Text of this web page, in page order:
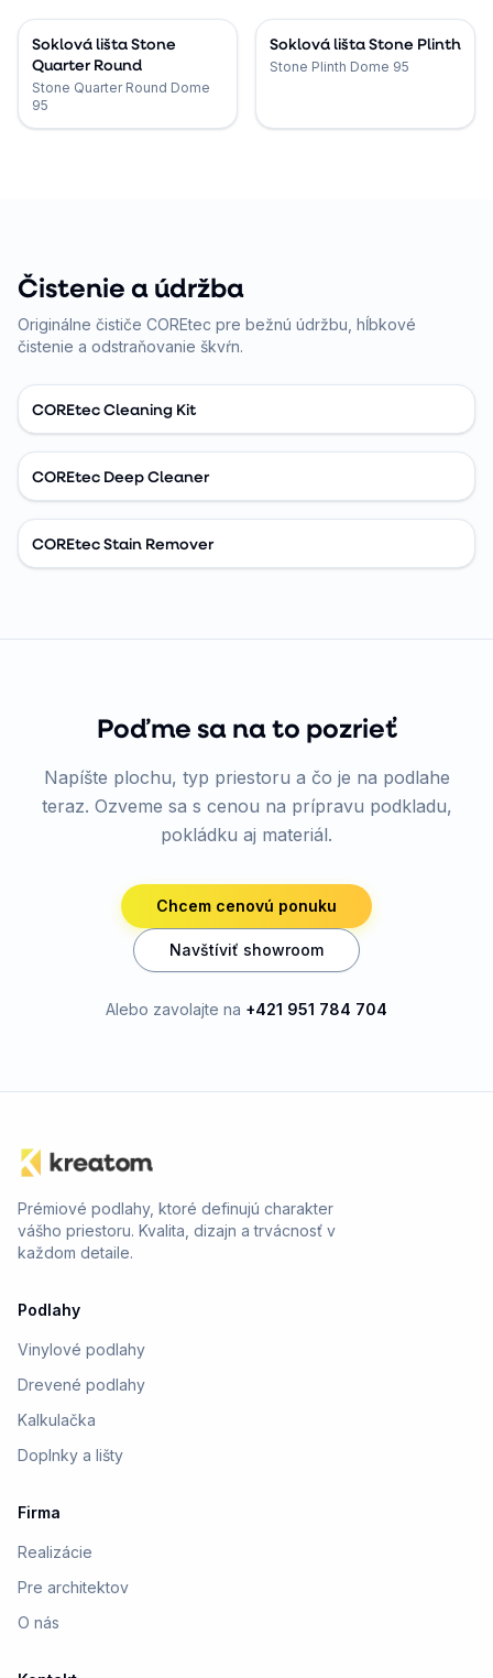
Soklová lišta Stone
Quarter Round
Stone Quarter Round Dome
95
Soklová lišta Stone Plinth
Stone Plinth Dome 95
Čistenie a údržba
Originálne čističe COREtec pre bežnú údržbu, hĺbkové
čistenie a odstraňovanie škvŕn.
COREtec Cleaning Kit
COREtec Deep Cleaner
COREtec Stain Remover
Poďme sa na to pozrieť
Napíšte plochu, typ priestoru a čo je na podlahe
teraz. Ozveme sa s cenou na prípravu podkladu,
pokládku aj materiál.
Chcem cenovú ponuku
Navštíviť showroom
Alebo zavolajte na +421 951 784 704
Prémiové podlahy, ktoré definujú charakter
vášho priestoru. Kvalita, dizajn a trvácnosť v
každom detaile.
Podlahy
Vinylové podlahy
Drevené podlahy
Kalkulačka
Doplnky a lišty
Firma
Realizácie
Pre architektov
O nás